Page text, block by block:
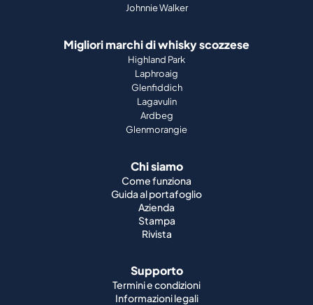
Johnnie Walker
Migliori marchi di whisky scozzese
Highland Park
Laphroaig
Glenfiddich
Lagavulin
Ardbeg
Glenmorangie
Chi siamo
Come funziona
Guida al portafoglio
Azienda
Stampa
Rivista
Supporto
Termini e condizioni
Informazioni legali